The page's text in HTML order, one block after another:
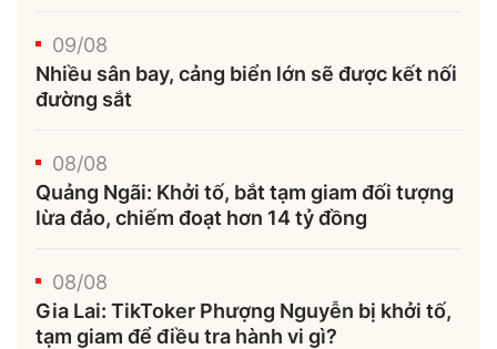
09/08
Nhiều sân bay, cảng biển lớn sẽ được kết nối
đường sắt
08/08
Quảng Ngãi: Khởi tố, bắt tạm giam đối tượng
lừa đảo, chiếm đoạt hơn 14 tỷ đồng
08/08
Gia Lai: TikToker Phượng Nguyễn bị khởi tố,
tạm giam để điều tra hành vi gì?